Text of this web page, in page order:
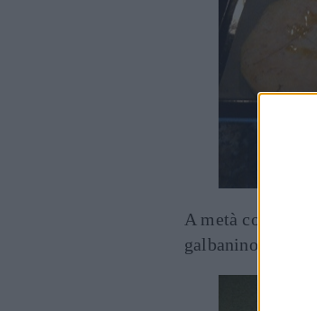
A metà cottura
galbanino e